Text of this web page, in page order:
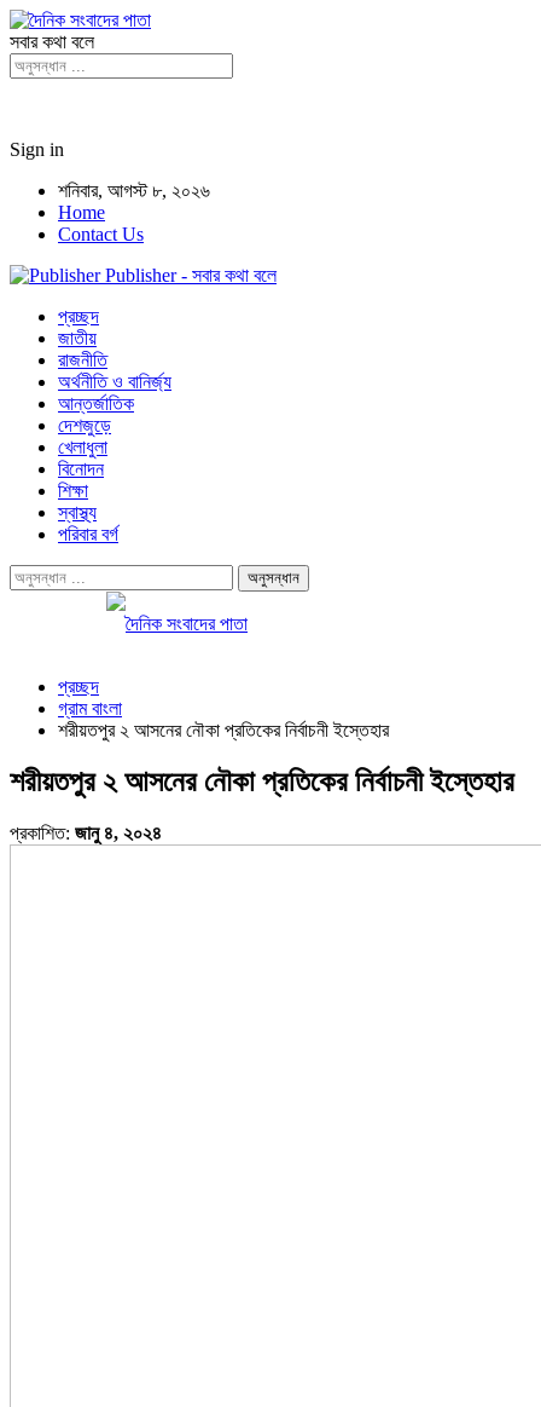
সবার কথা বলে
Sign in
শনিবার, আগস্ট ৮, ২০২৬
Home
Contact Us
Publisher - সবার কথা বলে
প্রচ্ছদ
জাতীয়
রাজনীতি
অর্থনীতি ও বানির্জ্য
আন্তর্জাতিক
দেশজুড়ে
খেলাধুলা
বিনোদন
শিক্ষা
স্বাস্থ্য
পরিবার বর্গ
প্রচ্ছদ
গ্রাম বাংলা
শরীয়তপুর ২ আসনের নৌকা প্রতিকের নির্বাচনী ইস্তেহার
শরীয়তপুর ২ আসনের নৌকা প্রতিকের নির্বাচনী ইস্তেহার
প্রকাশিত: জানু ৪, ২০২৪